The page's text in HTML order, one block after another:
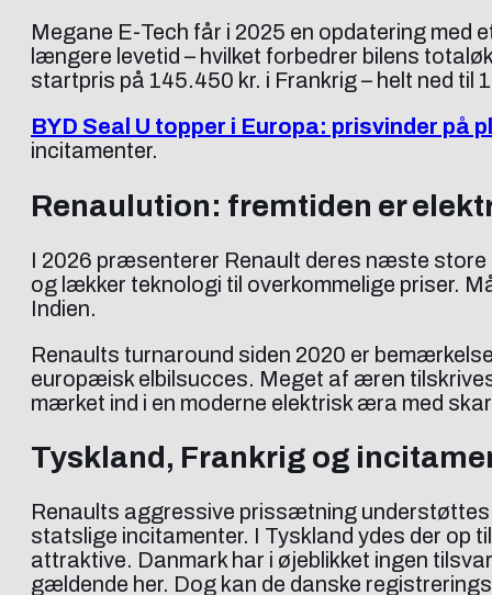
Megane E-Tech får i 2025 en opdatering
længere levetid – hvilket forbedrer bilens
startpris på 145.450 kr. i Frankrig – helt ned til
BYD Seal U topper i Europa: prisvinder på
incitamenter.
Renaulution: fremtiden er
I 2026 præsenterer Renault deres næste store
og lækker teknologi til overkommelige priser.
Indien.
Renaults turnaround siden 2020 er
europæisk elbilsucces. Meget af æren
mærket ind i en moderne elektrisk æra med
Tyskland, Frankrig og
Renaults aggressive prissætning understøttes
statslige incitamenter. I Tyskland ydes der op
attraktive. Danmark har i øjeblikket ingen
gældende her. Dog kan de danske